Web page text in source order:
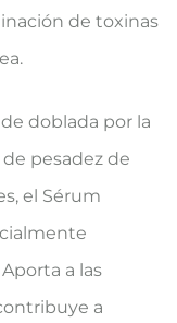
de toxinas
doblada por la
pesadez de
el Sérum
a las
a